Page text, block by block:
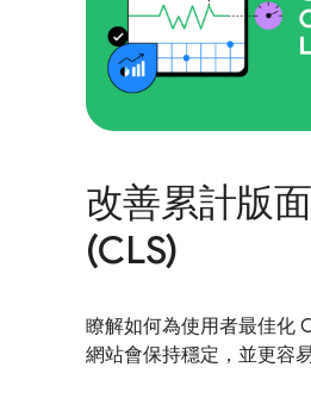
改善累計版
(CLS)
瞭解如何為使用者最佳化
網站會保持穩定，並更容易